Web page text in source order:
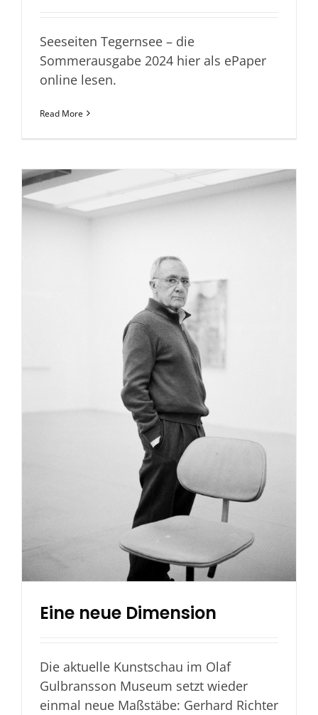
Seeseiten Tegernsee – die
Sommerausgabe 2024 hier als ePaper
online lesen.
Read More
Eine neue Dimension
Die aktuelle Kunstschau im Olaf
Gulbransson Museum setzt wieder
einmal neue Maßstäbe: Gerhard Richter